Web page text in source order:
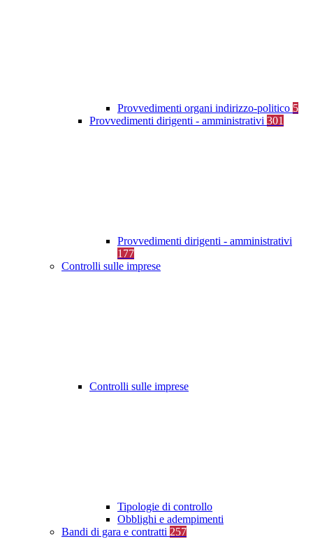
Provvedimenti organi indirizzo-politico 5
Provvedimenti dirigenti - amministrativi 301
Provvedimenti dirigenti - amministrativi
177
Controlli sulle imprese
Controlli sulle imprese
Tipologie di controllo
Obblighi e adempimenti
Bandi di gara e contratti 257